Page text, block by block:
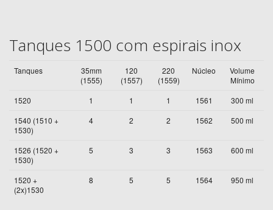
Tanques 1500 com espirais inox
Tanques
35mm
(1555)
120
(1557)
220
(1559)
Núcleo
Volume
Mínimo
1520
1 1 1 1561
300 ml
1540 (1510 +
1530)
4 2 2 1562 500 ml
1526 (1520 +
1530)
5 3 3 1563 600 ml
1520 +
(2x)1530
8 5 5 1564 950 ml